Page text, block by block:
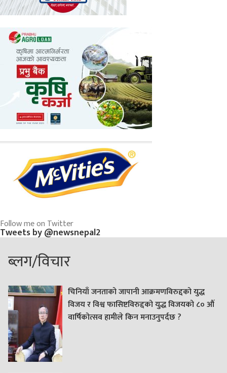
Follow me on Twitter
Tweets by @newsnepal2
ब्लग/विचार
चिनियाँ जनताको जापानी आक्रमणविरुद्दको युद्ध
विजय र विश्व फासिष्टविरुद्दको युद्ध विजयको ८० औं
वार्षिकोत्सव हामीले किन मनाउनुपर्दछ ?